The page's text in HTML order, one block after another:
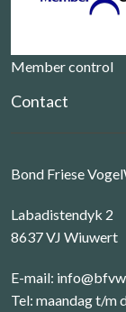
Member control
Contact
Bond Friese
Labadistendyk 2
8637 VJ Wiuwert
E-mail:
Tel: maandag t/m